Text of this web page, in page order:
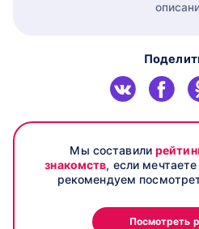
Мы составили
знакомств, если
рекомендуем
Посмотреть